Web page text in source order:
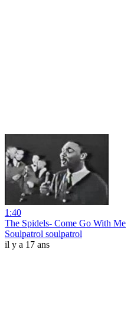
1:40
The Spidels- Come Go With Me
Soulpatrol soulpatrol
il y a 17 ans